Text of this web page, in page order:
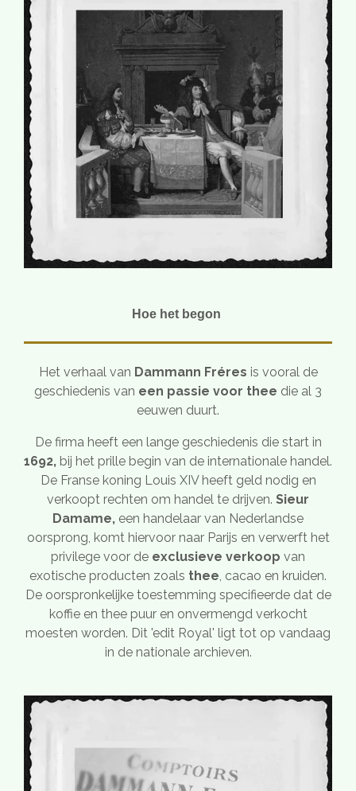
Hoe het begon
Het verhaal van Dammann Fréres is vooral de
geschiedenis van een passie voor thee die al 3
eeuwen duurt.
De firma heeft een lange geschiedenis die start in
1692, bij het prille begin van de internationale handel.
De Franse koning Louis XIV heeft geld nodig en
verkoopt rechten om handel te drijven. Sieur
Damame, een handelaar van Nederlandse
oorsprong, komt hiervoor naar Parijs en verwerft het
privilege voor de exclusieve verkoop van
exotische producten zoals thee, cacao en kruiden.
De oorspronkelijke toestemming specifieerde dat de
koffie en thee puur en onvermengd verkocht
moesten worden. Dit 'edit Royal' ligt tot op vandaag
in de nationale archieven.